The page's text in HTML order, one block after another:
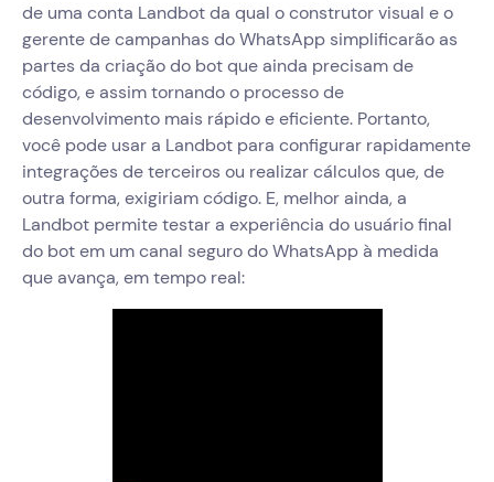
de uma conta Landbot da qual o construtor visual e o
gerente de campanhas do WhatsApp simplificarão as
partes da criação do bot que ainda precisam de
código, e assim tornando o processo de
desenvolvimento mais rápido e eficiente. Portanto,
você pode usar a Landbot para configurar rapidamente
integrações de terceiros ou realizar cálculos que, de
outra forma, exigiriam código. E, melhor ainda, a
Landbot permite testar a experiência do usuário final
do bot em um canal seguro do WhatsApp à medida
que avança, em tempo real: